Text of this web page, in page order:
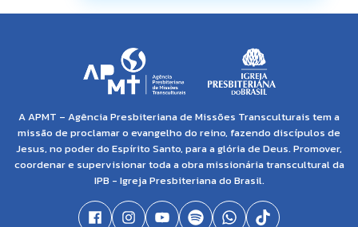
A APMT – Agência Presbiteriana de Missões Transculturais tem a
missão de proclamar o evangelho do reino, fazendo discípulos de
Jesus, no poder do Espírito Santo, para a glória de Deus. Promover,
coordenar e supervisionar toda a obra missionária transcultural da
IPB - Igreja Presbiteriana do Brasil.